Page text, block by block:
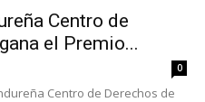
Centro de
el Premio...
0
Centro de Derechos de